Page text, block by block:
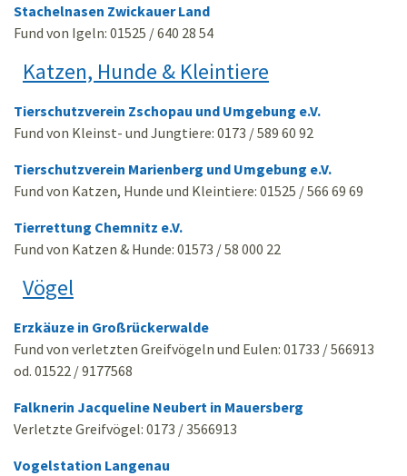
Stachelnasen Zwickauer Land
Fund von Igeln: 01525 / 640 28 54
Katzen, Hunde & Kleintiere
Tierschutzverein Zschopau und Umgebung e.V.
Fund von Kleinst- und Jungtiere: 0173 / 589 60 92
Tierschutzverein Marienberg und Umgebung e.V.
Fund von Katzen, Hunde und Kleintiere: 01525 / 566 69 69
Tierrettung Chemnitz e.V.
Fund von Katzen & Hunde: 01573 / 58 000 22
Vögel
Erzkäuze in Großrückerwalde
Fund von verletzten Greifvögeln und Eulen: 01733 / 566913
od. 01522 / 9177568
Falknerin Jacqueline Neubert in Mauersberg
Verletzte Greifvögel: 0173 / 3566913
Vogelstation Langenau